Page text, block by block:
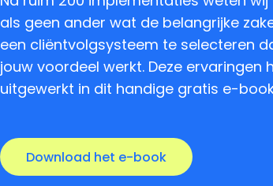
als geen ander wat de belangrijke
een cliëntvolgsysteem te selecteren
jouw voordeel werkt. Deze ervaringen
uitgewerkt in dit handige gratis e-